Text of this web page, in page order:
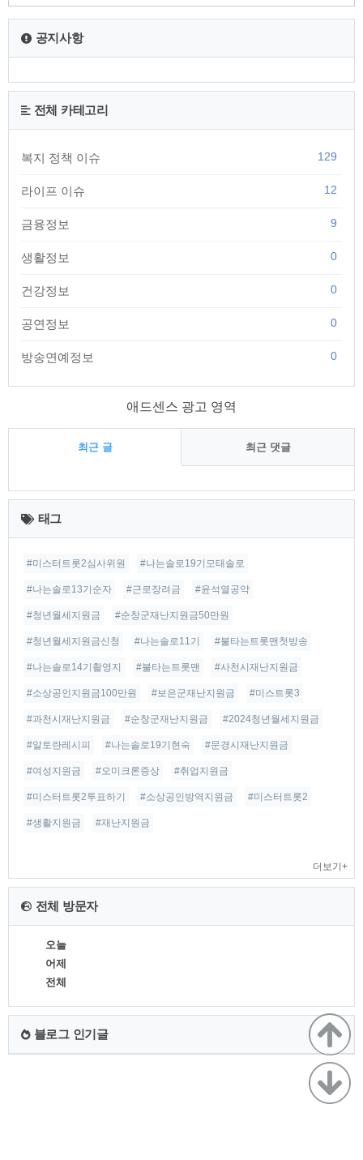
대항력을 갖추고 있는 지 등에 대한 결정요건을 알고서 준비하
공지사항
전체 카테고리
복지 정책 이슈 129
라이프 이슈 12
금융정보 9
생활정보 0
건강정보 0
공연정보 0
방송연예정보 0
애드센스 광고 영역
최근 글 최근 댓글
최
근
글
태그
#미스터트롯2심사위원 #나는솔로19기모태솔로
#나는솔로13기순자 #근로장려금 #윤석열공약
#청년월세지원금 #순창군재난지원금50만원
#청년월세지원금신청 #나는솔로11기 #불타는트롯맨첫방송
#나는솔로14기촬영지 #불타는트롯맨 #사천시재난지원금
#소상공인지원금100만원 #보은군재난지원금 #미스트롯3
#과천시재난지원금 #순창군재난지원금 #2024청년월세지원금
#알토란레시피 #나는솔로19기현숙 #문경시재난지원금
#여성지원금 #오미크론증상 #취업지원금
#미스터트롯2투표하기 #소상공인방역지원금 #미스터트롯2
#생활지원금 #재난지원금
더보기+
전체 방문자
오늘
어제
전체
블로그 인기글